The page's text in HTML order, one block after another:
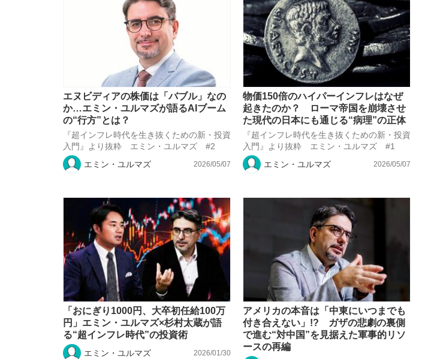
「敗因分析は一切聞かれなかった」侍ジャパン選手が証言した“NPB聞...
キングの誕生を、目撃せよ。
the Style
エヌビディアの株価は「バブル」なの
か…エミン・ユルマズが語るAIブーム
の“行方”とは？
『超インフレ時代を生き抜くための新・投資
入門』より抜粋 エミン・ユルマズ #2
エミン・ユルマズ
2026/05/07
物価150倍のハイパーインフレはなぜ
起きたのか？ ローマ帝国を崩壊させ
た現代の日本にも通じる“病理”の正体
『超インフレ時代を生き抜くための新・投資
入門』より抜粋 エミン・ユルマズ #1
エミン・ユルマズ
2026/05/07
「おにぎり1000円、大卒初任給100万
円」エミン・ユルマズ×杉村太蔵が語
る“超インフレ時代”の投資術
エミン・ユルマズ
2026/01/30
アメリカの本音は「中東にいつまでも
付き合えない」!? ガザの悲劇の裏側
で進む“対中国”を見据えた軍事的リソ
ースの再編